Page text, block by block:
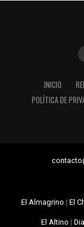
INICIO
POLÍTICA DE
El Almagrino | El
El Altino |